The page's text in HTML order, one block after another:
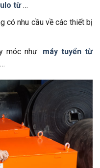
từ …
có nhu cầu về các thiết bị
móc như
máy tuyển từ
…